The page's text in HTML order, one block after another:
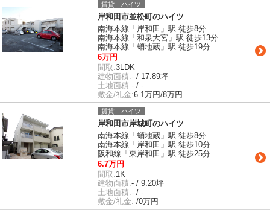
賃貸｜ハイツ
岸和田市並松町のハイツ
南海本線「岸和田」駅 徒歩8分
南海本線「和泉大宮」駅 徒歩13分
南海本線「蛸地蔵」駅 徒歩19分
6万円
間取:3LDK
建物面積:- / 17.89坪
土地面積:- / -
敷金/礼金:6.1万円/8万円
賃貸｜ハイツ
岸和田市岸城町のハイツ
南海本線「蛸地蔵」駅 徒歩8分
南海本線「岸和田」駅 徒歩10分
阪和線「東岸和田」駅 徒歩25分
6.7万円
間取:1K
建物面積:- / 9.20坪
土地面積:- / -
敷金/礼金:-/0万円